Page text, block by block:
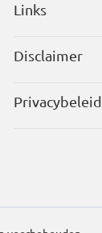
Links
Disclaimer
Privacybeleid